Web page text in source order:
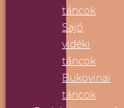
táncok
Sajó
vidéki
táncok
Bukovinai
táncok